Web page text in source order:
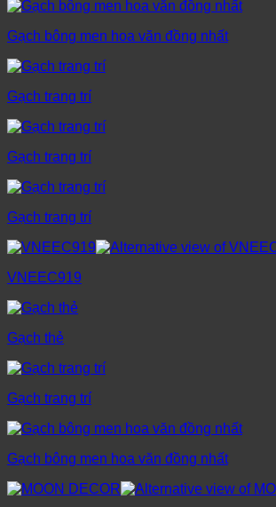
Gạch bông men hoa văn đồng nhất
Gạch trang trí
Gạch trang trí
Gạch trang trí
VNEEC919
Gạch thẻ
Gạch trang trí
Gạch bông men hoa văn đồng nhất